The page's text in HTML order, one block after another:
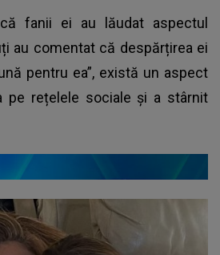
fanii ei au lăudat aspectul
au comentat că despărțirea ei
pentru ea”, există un aspect
pe rețelele sociale și a stârnit